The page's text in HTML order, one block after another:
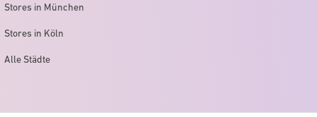
Stores in München
Stores in Köln
Alle Städte